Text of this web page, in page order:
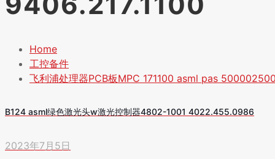
Home
工控备件
飞利浦处理器PCB板MPC 171100 asml pas
B124 asml绿色激光头w激光控制器4802-1001 4022.455.0986
2023年7月5日